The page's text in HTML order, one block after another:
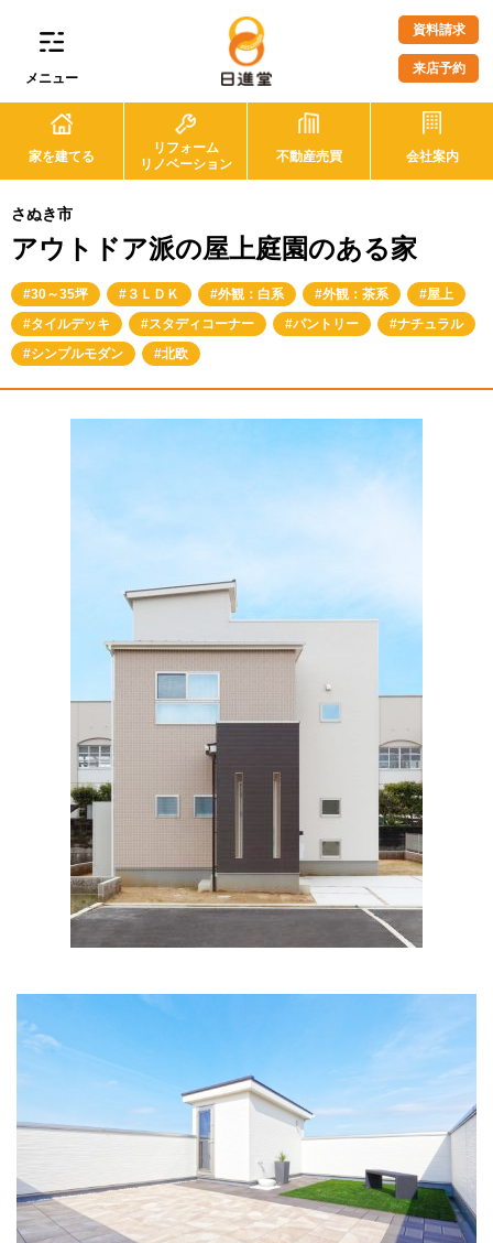
メニュー
資料請求
来店予約
家を建てる
リフォーム
リノベーション
不動産売買 会社案内
さぬき市
アウトドア派の屋上庭園のある家
30～35坪 ３ＬＤＫ 外観：白系 外観：茶系
屋上
タイルデッキ
スタディコーナー パントリー
ナチュラル
シンプルモダン
北欧